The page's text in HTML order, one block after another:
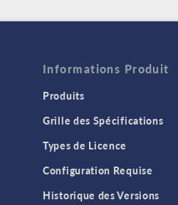
Informations Produit
Produits
Grille des Spécifications
Types de Licence
Configuration Requise
Historique des Versions